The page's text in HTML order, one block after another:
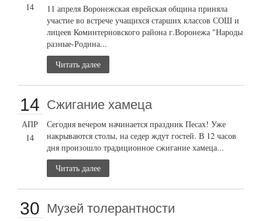
14
11 апреля Воронежская еврейская община приняла
участие во встрече учащихся старших классов СОШ и
лицеев Коминтерновского района г.Воронежа "Народы
разные-Родина...
Читать далее
14
АПР
14
Сжигание хамеца
Сегодня вечером начинается праздник Песах! Уже
накрываются столы, на седер ждут гостей. В 12 часов
дня произошло традиционное сжигание хамеца...
Читать далее
30 Музей толерантности